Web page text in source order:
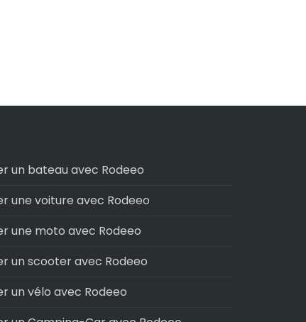
un bateau avec Rodeeo
une voiture avec Rodeeo
une moto avec Rodeeo
un scooter avec Rodeeo
un vélo avec Rodeeo